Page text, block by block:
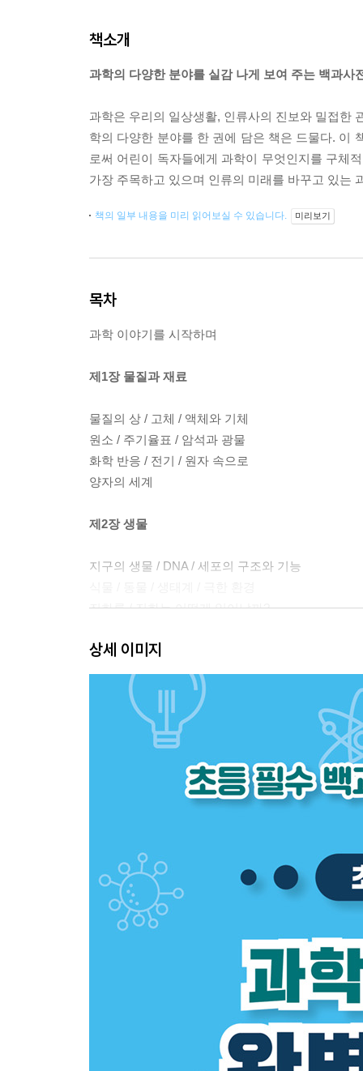
책소개
과학의 다양한 분야를 실감 나게 보여 주는 백과사
과학은 우리의 일상생활, 인류사의 진보와 밀접한
학의 다양한 분야를 한 권에 담은 책은 드물다. 이
로써 어린이 독자들에게 과학이 무엇인지를 구체
가장 주목하고 있으며 인류의 미래를 바꾸고 있는
책의 일부 내용을 미리 읽어보실 수 있습니다. 미리보기
목차
과학 이야기를 시작하며
제1장 물질과 재료
물질의 상 / 고체 / 액체와 기체
원소 / 주기율표 / 암석과 광물
화학 반응 / 전기 / 원자 속으로
양자의 세계
제2장 생물
지구의 생물 / DNA / 세포의 구조와 기능
진화론 / 진화는 어떻게 일어날까?
제3장 인체
놀라운 몸 / 뇌 / 뼈와 근육 / 신경계
피부와 털 / 소화계 / 심장, 혈액, 폐
아기는 어떻게 생길까? / 질병과 싸우는 면역계
어디에나 있는 물리학 / 뉴턴의 운동 법칙
중력과 만유인력 / 파동 / 열과 에너지
전기와 자기 / 빛 / 눈에 보이지 않는 빛
보이지 않는 힘 / 아인슈타인이 본 우주
단순한 도구와 기계 / 엔진, 모터, 발전기
전자 공학 / 컴퓨터 / 디지털로 연결된 세상
비행기 / 스마트 소재 / 핵에너지/ 나노 기술
상세 이미지